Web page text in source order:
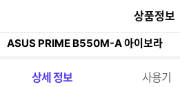
상품정보
이
ASUS PRIME B550M-A 아이보라
상세 정보 사용기